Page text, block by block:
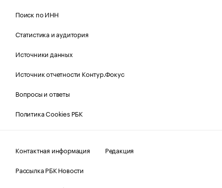
Поиск по ИНН
Статистика и аудитория
Источники данных
Источник отчетности Контур.Фокус
Вопросы и ответы
Политика Cookies РБК
Контактная информация
Редакция
Рассылка РБК Новости